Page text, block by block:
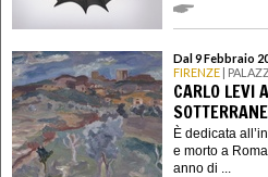
Dal 9 Febbraio
FIRENZE |
CARLO LEVI
È dedicata
e morto a
anno di ...